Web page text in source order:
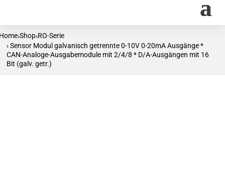
›Shop›RO-Serie
› Sensor Modul galvanisch getrennte 0-10V 0-20mA Ausgänge *
CAN-Analoge-Ausgabemodule mit 2/4/8 * D/A-Ausgängen mit 16
Bit (galv. getr.)